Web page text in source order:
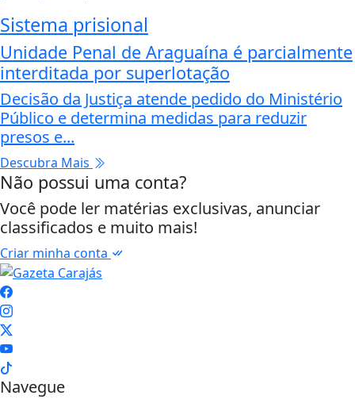
Sistema prisional
Unidade Penal de Araguaína é parcialmente
interditada por superlotação
Decisão da Justiça atende pedido do Ministério
Público e determina medidas para reduzir
presos e...
Descubra Mais
Não possui uma conta?
Você pode ler matérias exclusivas, anunciar
classificados e muito mais!
Criar minha conta
Navegue